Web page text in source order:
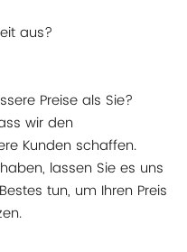
aus?
Preise als Sie?
wir den
Kunden schaffen.
lassen Sie es uns
tun, um Ihren Preis